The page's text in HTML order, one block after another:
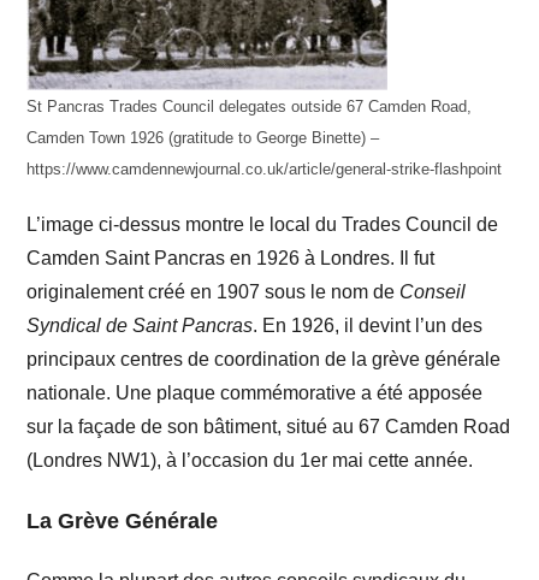
St Pancras Trades Council delegates outside 67 Camden Road,
Camden Town 1926 (gratitude to George Binette) –
https://www.camdennewjournal.co.uk/article/general-strike-flashpoint
L’image ci-dessus montre le local du Trades Council de
Camden Saint Pancras en 1926 à Londres. Il fut
originalement créé en 1907 sous le nom de Conseil
Syndical de Saint Pancras. En 1926, il devint l’un des
principaux centres de coordination de la grève générale
nationale. Une plaque commémorative a été apposée
sur la façade de son bâtiment, situé au 67 Camden Road
(Londres NW1), à l’occasion du 1er mai cette année.
La Grève Générale